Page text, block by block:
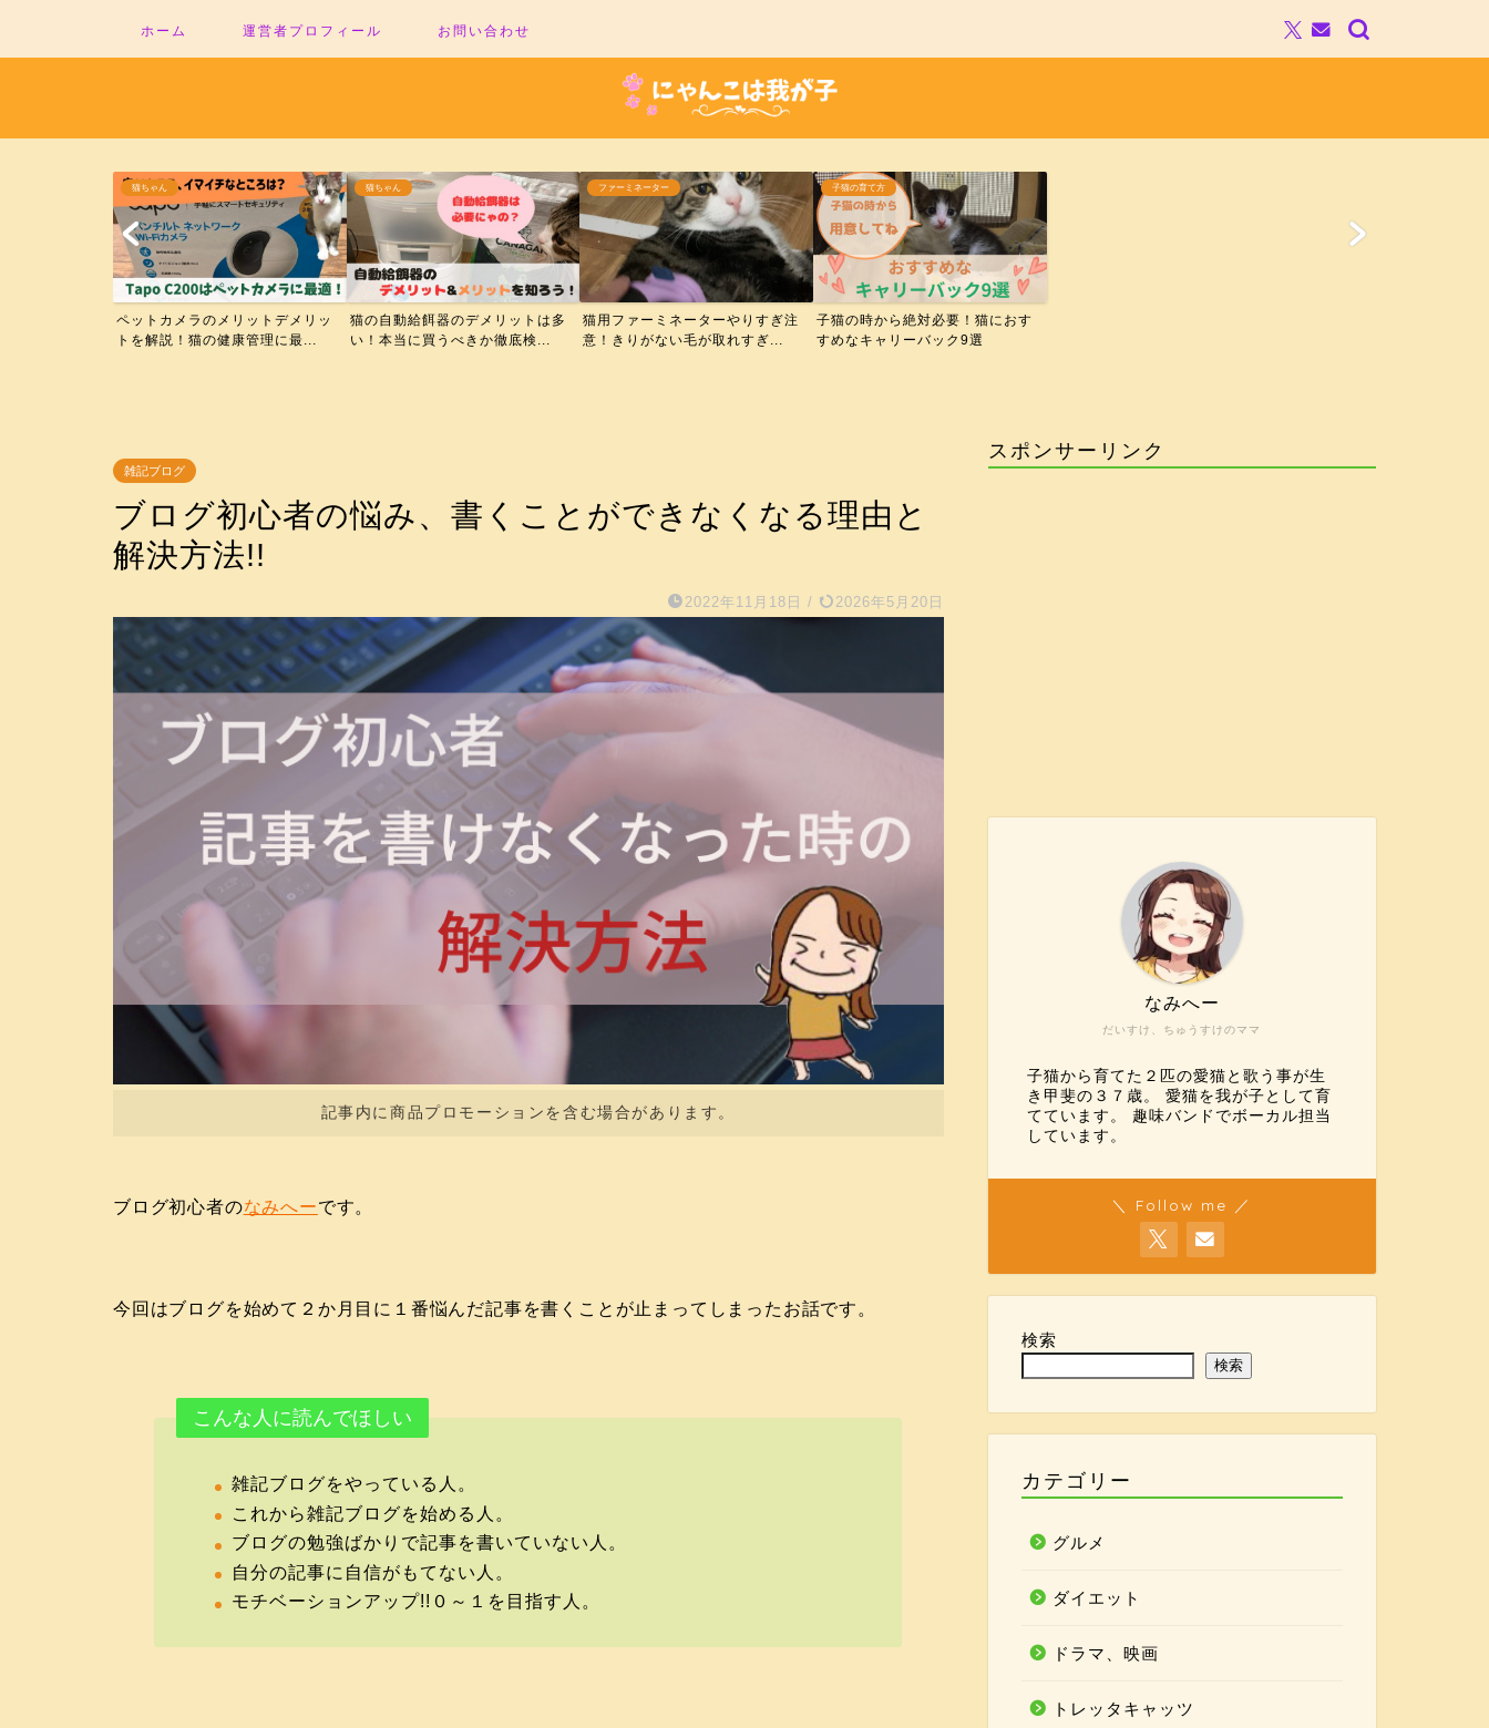
ホーム 運営者プロフィール お問い合わせ
猫ちゃん
ペットカメラのメリットデメリッ
トを解説！猫の健康管理に最...
猫ちゃん
猫の自動給餌器のデメリットは多
い！本当に買うべきか徹底検...
ファーミネーター
猫用ファーミネーターやりすぎ注
意！きりがない毛が取れすぎ...
子猫の育て方
子猫の時から絶対必要！猫におす
すめなキャリーバック9選
雑記ブログ
ブログ初心者の悩み、書くことができなくなる理由と
解決方法!!
2022年11月18日 / 2026年5月20日
記事内に商品プロモーションを含む場合があります。
ブログ初心者のなみへーです。
今回はブログを始めて２か月目に１番悩んだ記事を書くことが止まってしまったお話です。
こんな人に読んでほしい
雑記ブログをやっている人。
これから雑記ブログを始める人。
ブログの勉強ばかりで記事を書いていない人。
自分の記事に自信がもてない人。
モチベーションアップ!!０～１を目指す人。
スポンサーリンク
だいすけ、ちゅうすけのママ
なみへー
子猫から育てた２匹の愛猫と歌う事が生
き甲斐の３７歳。 愛猫を我が子として育
てています。 趣味バンドでボーカル担当
しています。
＼ Follow me ／
検索
検索
カテゴリー
グルメ
ダイエット
ドラマ、映画
トレッタキャッツ